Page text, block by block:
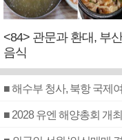
<84> 관문과 환대, 부
음식
■ 해수부 청사, 북항 국제
■ 2028 유엔 해양총회 개